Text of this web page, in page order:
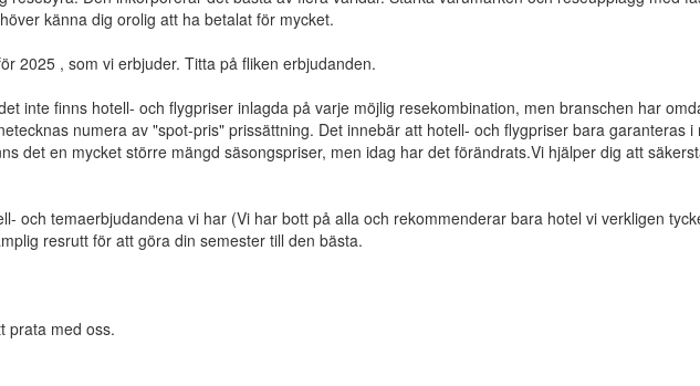
känna dig orolig att ha betalat för mycket.
2025 , som vi erbjuder. Titta på fliken erbjudanden.
inte finns hotell- och flygpriser inlagda på varje möjlig resekombination, men branschen har
numera av "spot-pris" prissättning. Det innebär att hotell- och flygpriser bara garanteras i
det en mycket större mängd säsongspriser, men idag har det förändrats.Vi hjälper dig att
och temaerbjudandena vi har (Vi har bott på alla och rekommenderar bara hotel vi verkligen
resrutt för att göra din semester till den bästa.
prata med oss.